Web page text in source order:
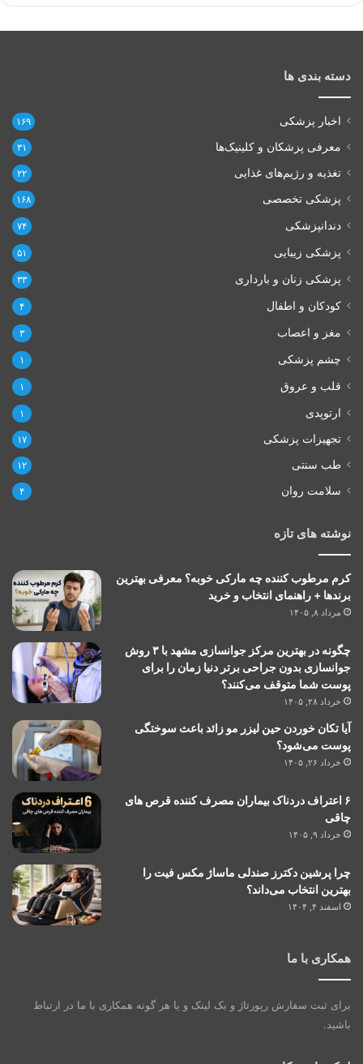
دسته بندی ها
اخبار پزشکی ۱۶۹
معرفی پزشکان و کلینیک‌ها ۳۱
تغذیه و رژیم‌های غذایی ۲۲
پزشکی تخصصی ۱۶۸
دندانپزشکی ۷۴
پزشکی زیبایی ۵۱
پزشکی زنان و بارداری ۳۳
کودکان و اطفال ۴
مغز و اعصاب ۳
چشم پزشکی ۱
قلب و عروق ۱
ارتوپدی ۱
تجهیزات پزشکی ۱۷
طب سنتی ۱۲
سلامت روان ۴
نوشته های تازه
کرم مرطوب کننده چه مارکی خوبه؟ معرفی بهترین
برندها + راهنمای انتخاب و خرید
مرداد ۸, ۱۴۰۵
چگونه در بهترین مرکز جوانسازی مشهد با ۳ روش
جوانسازی بدون جراحی برتر دنیا زمان را برای
پوست شما متوقف می‌کنند؟
خرداد ۲۸, ۱۴۰۵
آیا تکان خوردن حین لیزر مو زائد باعث سوختگی
پوست می‌شود؟
خرداد ۲۶, ۱۴۰۵
۶ اعتراف دردناک بیماران مصرف کننده قرص های
چاقی
خرداد ۹, ۱۴۰۵
چرا پرشین دکترز صندلی ماساژ مکس فیت را
بهترین انتخاب می‌داند؟
اسفند ۴, ۱۴۰۴
همکاری با ما
برای ثبت سفارش رپورتاژ و بک لینک و یا هر گونه همکاری با ما در ارتباط
باشید.